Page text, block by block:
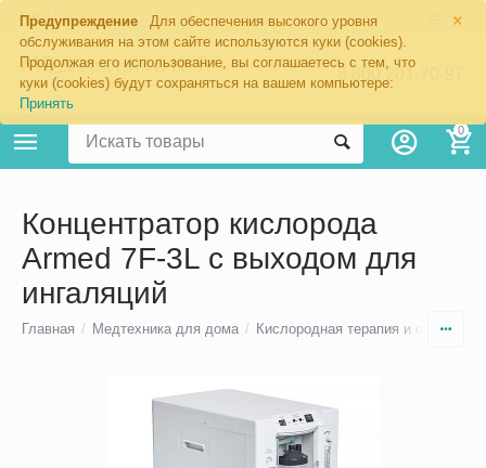
×
Предупреждение
Для обеспечения высокого уровня
обслуживания на этом сайте используются куки (cookies).
Продолжая его использование, вы соглашаетесь с тем, что
куки (cookies) будут сохраняться на вашем компьютере:
Принять
Москва
8 800 201-70-97
0
Концентратор кислорода
Armed 7F-3L с выходом для
ингаляций
Главная / Медтехника для дома / Кислородная терапия и